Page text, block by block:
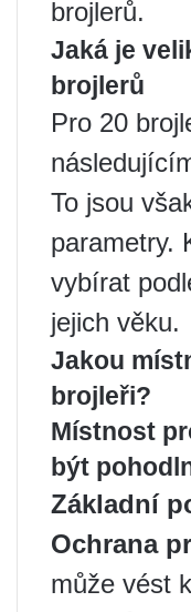
brojlerů.
Jaká je
brojlerů
Pro 20
To jsou
parametry.
vybírat
jejich věku.
Jakou
brojleři?
Místnost
být
Základní
Ochrana
může vést